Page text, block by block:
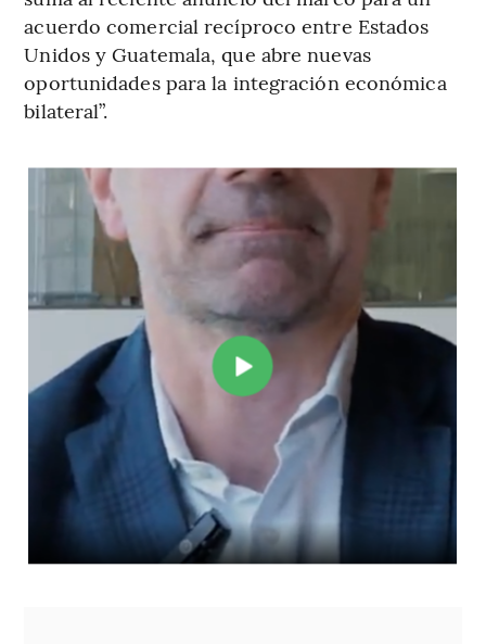
acuerdo comercial recíproco entre Estados
Unidos y Guatemala, que abre nuevas
oportunidades para la integración económica
bilateral”.